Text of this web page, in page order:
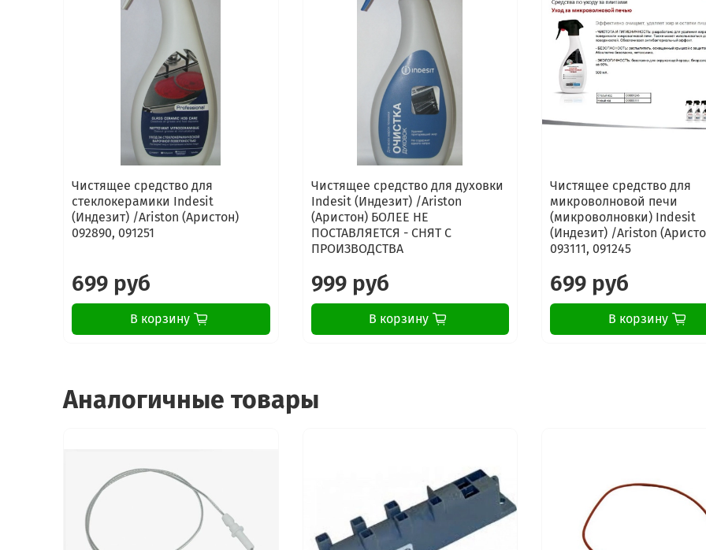
Gorenje S4GONGB13
Gorenje S4GONGW13
Чистящее средство для
стеклокерамики Indesit
(Индезит) /Ariston (Аристон)
092890, 091251
699 руб
В корзину
Чистящее средство для духовки
Indesit (Индезит) /Ariston
(Аристон) БОЛЕЕ НЕ
ПОСТАВЛЯЕТСЯ - СНЯТ С
ПРОИЗВОДСТВА
999 руб
В корзину
Чистящее средство для
микроволновой печи
(микроволновки) Indesit
(Индезит) /Ariston
093111, 091245
699 руб
В корзину
Аналогичные товары